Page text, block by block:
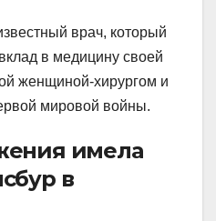
врач, который
в медицину своей
женщиной-хирургом и
мировой войны.
имела
в